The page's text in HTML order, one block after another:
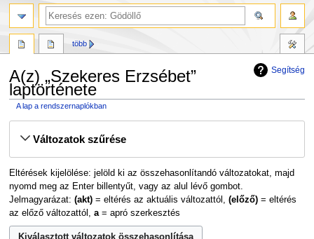
Segítség
A(z) „Szekeres Erzsébet”
laptörténete
A lap a rendszernaplókban
Változatok szűrése
Eltérések kijelölése: jelöld ki az összehasonlítandó változatokat, majd
nyomd meg az Enter billentyűt, vagy az alul lévő gombot.
Jelmagyarázat: (akt)= eltérés az aktuális változattól, (előző)= eltérés
az előző változattól, a= apró szerkesztés
több